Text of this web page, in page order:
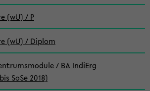
(wU) / P
(wU) / Diplom
/ BA IndiErg
SoSe 2018)